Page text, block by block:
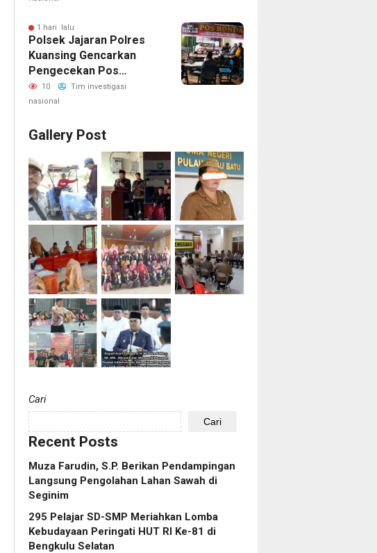
1 hari lalu
Polsek Jajaran Polres
Kuansing Gencarkan
Pengecekan Pos
Kamling, Kapolres Ajak
Warga Aktif Jaga
10
Tim investigasi
nasional
Gallery Post
Cari
Cari
Recent Posts
Muza Farudin, S.P. Berikan Pendampingan
Langsung Pengolahan Lahan Sawah di
Seginim
295 Pelajar SD-SMP Meriahkan Lomba
Kebudayaan Peringati HUT RI Ke-81 di
Bengkulu Selatan